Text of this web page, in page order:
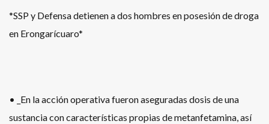
*SSP y Defensa detienen a dos hombres en posesión de droga
en Erongarícuaro*
• _En la acción operativa fueron aseguradas dosis de una
sustancia con características propias de metanfetamina, así